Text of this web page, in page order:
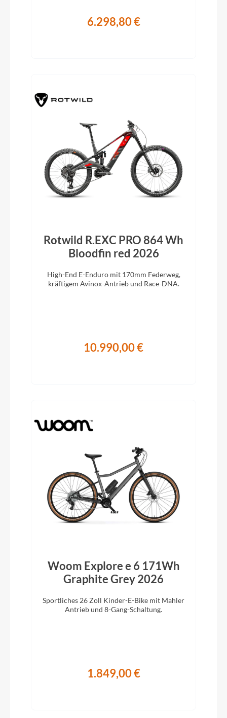
6.298,80 €
Rotwild R.EXC PRO 864 Wh
Bloodfin red 2026
High-End E-Enduro mit 170mm Federweg,
kräftigem Avinox-Antrieb und Race-DNA.
10.990,00 €
Woom Explore e 6 171Wh
Graphite Grey 2026
Sportliches 26 Zoll Kinder-E-Bike mit Mahler
Antrieb und 8-Gang-Schaltung.
1.849,00 €